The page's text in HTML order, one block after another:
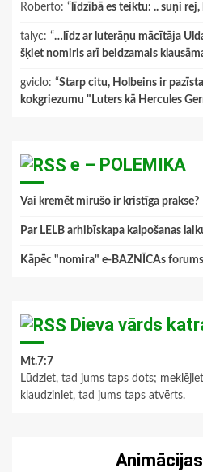
Roberto: “ līdzībā es teiktu: .. suņi
talyc: “…līdz ar luterāņu mācītāja
šķiet nomiris arī beidzamais
gviclo: “Starp citu, Holbeins ir
kokgriezumu "Luters kā Hercules
e – POLEMIKA
Vai kremēt mirušo ir kristīga prakse?
Par LELB arhibīskapa kalpošanas
Kāpēc "nomira" e-BAZNĪCAs
Dieva vārds
Mt.7:7
Lūdziet, tad jums taps dots;
klaudziniet, tad jums taps atvērts.